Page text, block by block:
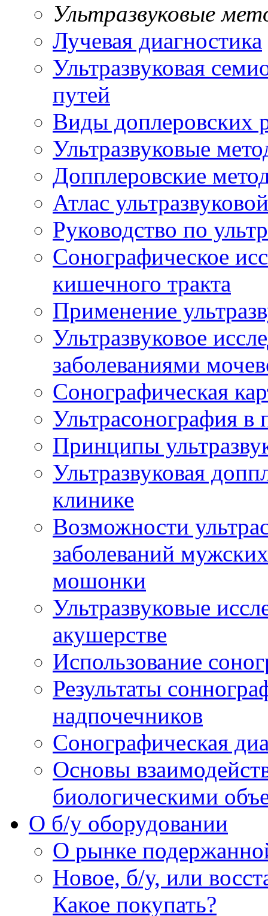
Ультразвуковые
Лучевая диагностика
Ультразвуковая
путей
Виды доплеровских
Ультразвуковые
Допплеровские
Атлас
Руководство по
Сонографическое
кишечного тракта
Применение
Ультразвуковое
заболеваниями
Сонографическая
Ультрасонография в
Принципы
Ультразвуковая
клинике
Возможности
заболеваний
мошонки
Ультразвуковые
акушерстве
Использование
Результаты
надпочечников
Сонографическая
Основы
биологическими
O б/у оборудовании
О рынке
Новое, б/у, или
Какое покупать?